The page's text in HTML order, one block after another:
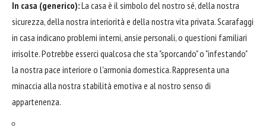
In casa (generico):La casa è il simbolo del nostro sé, della nostra
sicurezza, della nostra interiorità e della nostra vita privata. Scarafaggi
in casa indicano problemi interni, ansie personali, o questioni familiari
irrisolte. Potrebbe esserci qualcosa che sta "sporcando" o "infestando"
la nostra pace interiore o l'armonia domestica. Rappresenta una
minaccia alla nostra stabilità emotiva e al nostro senso di
appartenenza.